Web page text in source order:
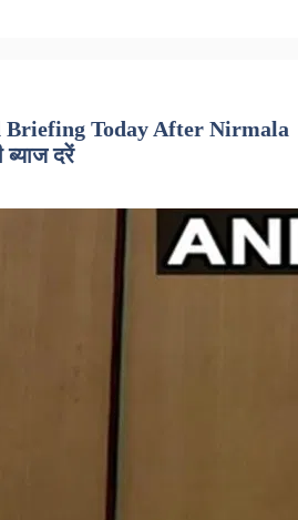
Briefing Today After Nirmala
दरें